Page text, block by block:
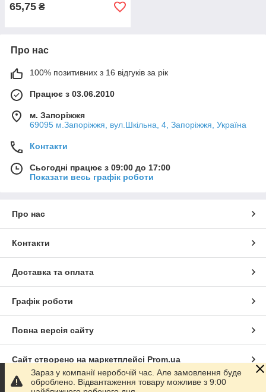
65,75 ₴
Про нас
100% позитивних з 16 відгуків за рік
Працює з 03.06.2010
м. Запоріжжя
69095 м.Запоріжжя, вул.Шкільна, 4, Запоріжжя, Україна
Контакти
Сьогодні працює з 09:00 до 17:00
Показати весь графік роботи
Про нас
Контакти
Доставка та оплата
Графік роботи
Повна версія сайту
Сайт створено на маркетплейсі Prom.ua
Політика конфіденційності
Зараз у компанії неробочій час. Але замовлення буде
оброблено. Відвантаження товару можливе з 9:00